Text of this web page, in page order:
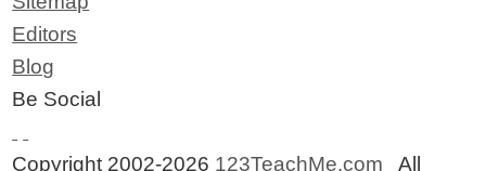
Editors
Blog
Be Social
Copyright 2002-2026 123TeachMe.com All